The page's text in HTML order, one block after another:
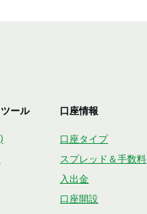
ール 口座情報
口座タイプ
スプレッド＆手数料
入出金
口座開設